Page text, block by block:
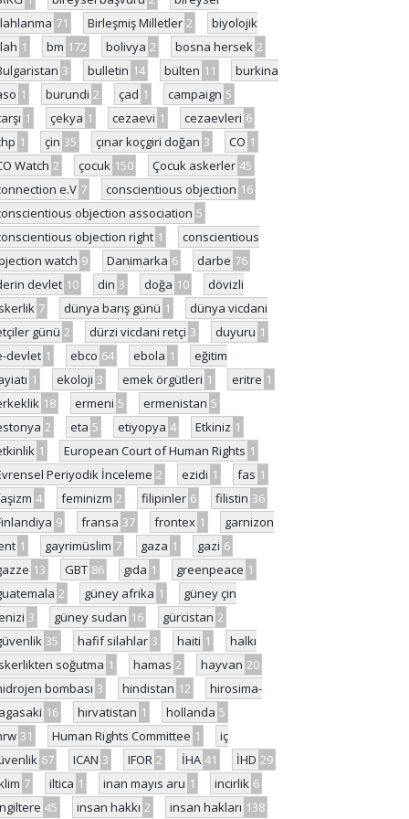
71 Birleşmiş Milletler 2
biyolojik
1 bm 172 bolivya 2 bosna hersek 2
3 bulletin 14 bülten 11
burkina
1 burundi 2 çad 1 campaign 5
1 çekya 1 cezaevi 1 cezaevleri 6
1 çin 35 çınar koçgiri doğan 3 CO 1
Watch 2 çocuk 150 Çocuk askerler 45
e.V 7 conscientious objection 16
objection association 5
objection right 1
conscientious
watch 9 Danimarka 6 darbe 76
devlet 10 din 3 doğa 10
dövizli
7 dünya barış günü 1
dünya vicdani
günü 2 dürzi vicdani retçi 3 duyuru 1
devlet 1 ebco 64 ebola 1
eğitim
1 ekoloji 3 emek örgütleri 1 eritre 1
18 ermeni 5 ermenistan 5
2 eta 5 etiyopya 4 Etkiniz 1
1 European Court of Human Rights 1
Periyodik İnceleme 2 ezidi 1 fas 1
4 feminizm 2 filipinler 6 filistin 36
9 fransa 37 frontex 1
garnizon
1 gayrimüslim 7 gaza 1 gazi 6
13 GBT 86 gıda 1 greenpeace 1
2 güney afrika 1
güney çin
3 güney sudan 16 gürcistan 2
35 hafif silahlar 3 haiti 1
halkı
soğutma 1 hamas 2 hayvan 20
bombası 3 hindistan 12
hirosima-
16 hırvatistan 1 hollanda 5
31 Human Rights Committee 1
iç
67 ICAN 3 IFOR 2 İHA 41 İHD 29
7 iltica 1 inan mayıs aru 1 incirlik 6
45 insan hakkı 2 insan hakları 138